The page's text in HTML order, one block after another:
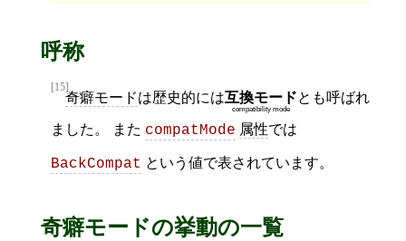
呼称
[15]
奇癖モードは歴史的には互換モード
compatibility mode
とも呼ばれ
ました。 また compatMode 属性では
BackCompat という値で表されています。
奇癖モードの挙動の一覧